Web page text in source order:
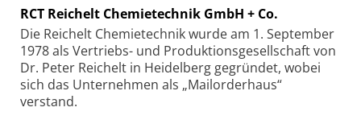
RCT Reichelt Chemietechnik GmbH + Co.
Die Reichelt Chemietechnik wurde am 1. September
1978 als Vertriebs- und Produktionsgesellschaft von
Dr. Peter Reichelt in Heidelberg gegründet, wobei
sich das Unternehmen als „Mailorderhaus“
verstand.